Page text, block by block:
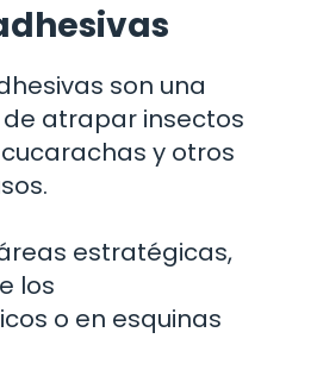
son una
atrapar insectos
y otros
estratégicas,
los
o en esquinas